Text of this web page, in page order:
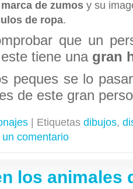
de zumos y su
de ropa.
que un
tiene una gran
peques se lo
de este gran
Etiquetas dibujos,
un comentario
los animales